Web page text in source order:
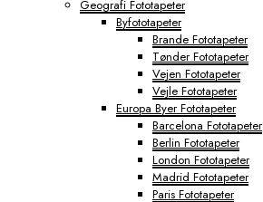
Geografi Fototapeter
Byfototapeter
Brande Fototapeter
Tønder Fototapeter
Vejen Fototapeter
Vejle Fototapeter
Europa Byer Fototapeter
Barcelona Fototapeter
Berlin Fototapeter
London Fototapeter
Madrid Fototapeter
Paris Fototapeter